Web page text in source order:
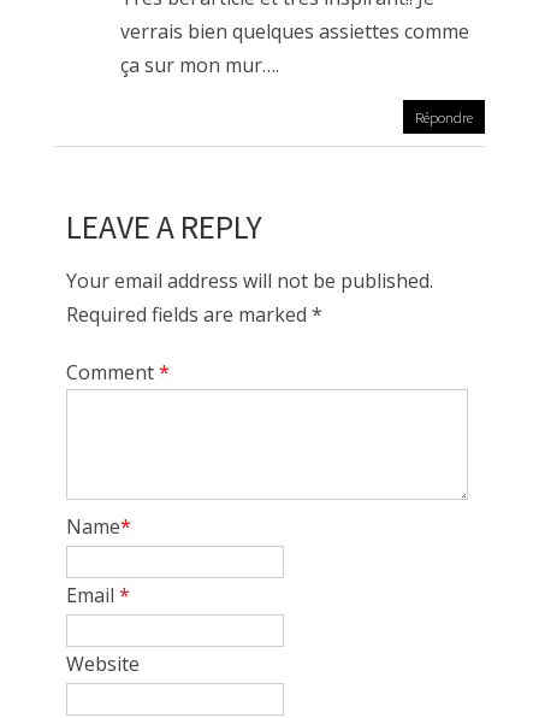
verrais bien quelques assiettes comme
ça sur mon mur….
Répondre
LEAVE A REPLY
Your email address will not be published.
Required fields are marked *
Comment*
Name*
Email *
Website